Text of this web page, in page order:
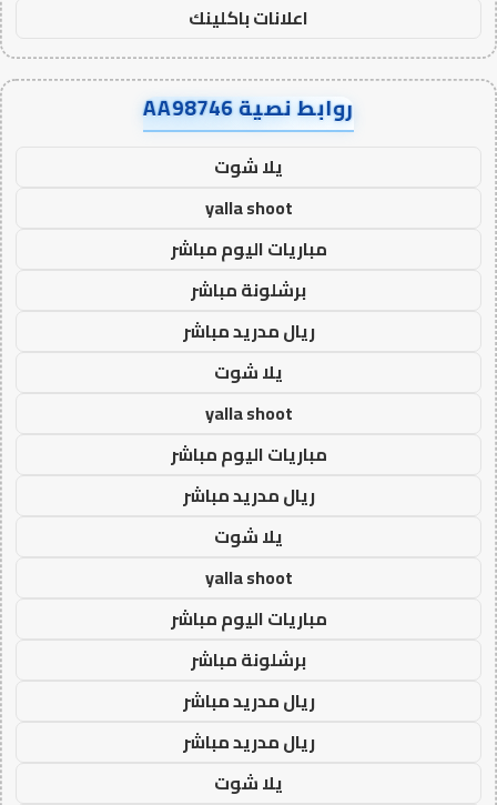
اعلانات باكلينك
روابط نصية AA98746
يلا شوت
yalla shoot
مباريات اليوم مباشر
برشلونة مباشر
ريال مدريد مباشر
يلا شوت
yalla shoot
مباريات اليوم مباشر
ريال مدريد مباشر
يلا شوت
yalla shoot
مباريات اليوم مباشر
برشلونة مباشر
ريال مدريد مباشر
ريال مدريد مباشر
يلا شوت